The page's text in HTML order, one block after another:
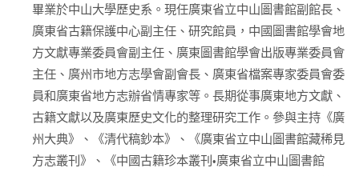
畢業於中山大學歷史系。現任廣東省立中山圖書館副館長、
廣東省古籍保護中心副主任、研究館員，中國圖書館學會地
方文獻專業委員會副主任、廣東圖書館學會出版專業委員會
主任、廣州市地方志學會副會長、廣東省檔案專家委員會委
員和廣東省地方志辦省情專家等。長期從事廣東地方文獻、
古籍文獻以及廣東歷史文化的整理研究工作。參與主持《廣
州大典》、《清代稿鈔本》、《廣東省立中山圖書館藏稀見
方志叢刊》、《中國古籍珍本叢刊•廣東省立中山圖書館